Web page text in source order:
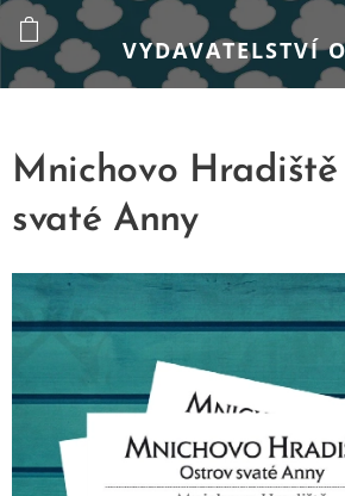
VYDAVATELSTVÍ
Mnichovo
svaté Anny